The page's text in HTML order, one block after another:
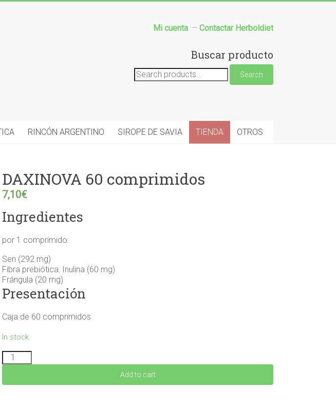
Mi cuenta – Contactar Herboldiet
Buscar producto
Search
for:
Search
RINCÓN ARGENTINO SIROPE DE SAVIA TIENDA OTROS
DAXINOVA 60 comprimidos
7,10€
Ingredientes
por 1 comprimido:
Sen (292 mg)
Fibra prebiótica: Inulina (60 mg)
Frángula (20 mg)
Presentación
Caja de 60 comprimidos
In stock
DAXINOVA
60
quantity
Add to cart